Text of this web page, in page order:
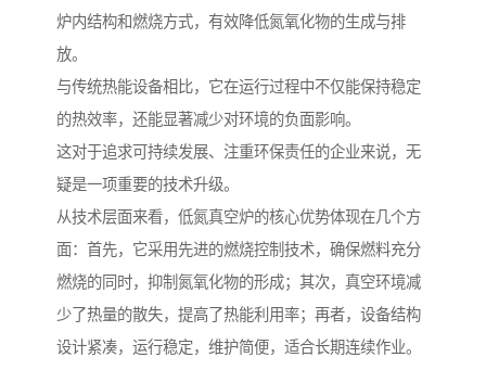
炉内结构和燃烧方式，有效降低氮氧化物的生成与排
放。
与传统热能设备相比，它在运行过程中不仅能保持稳定
的热效率，还能显著减少对环境的负面影响。
这对于追求可持续发展、注重环保责任的企业来说，无
疑是一项重要的技术升级。
从技术层面来看，低氮真空炉的核心优势体现在几个方
面：首先，它采用先进的燃烧控制技术，确保燃料充分
燃烧的同时，抑制氮氧化物的形成；其次，真空环境减
少了热量的散失，提高了热能利用率；再者，设备结构
设计紧凑，运行稳定，维护简便，适合长期连续作业。